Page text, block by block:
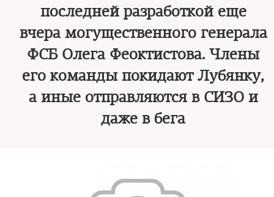
последней разработкой еще
вчера могущественного генерала
ФСБ Олега Феоктистова. Члены
его команды покидают Лубянку,
а иные отправляются в СИЗО и
даже в бега